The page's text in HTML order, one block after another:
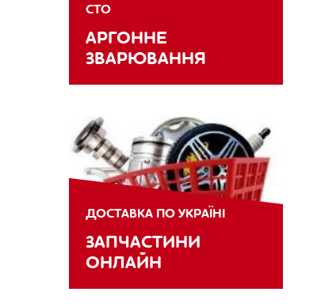
СТО
АРГОННЕ
ЗВАРЮВАННЯ
ДОСТАВКА ПО УКРАЇНІ
ЗАПЧАСТИНИ
ОНЛАЙН